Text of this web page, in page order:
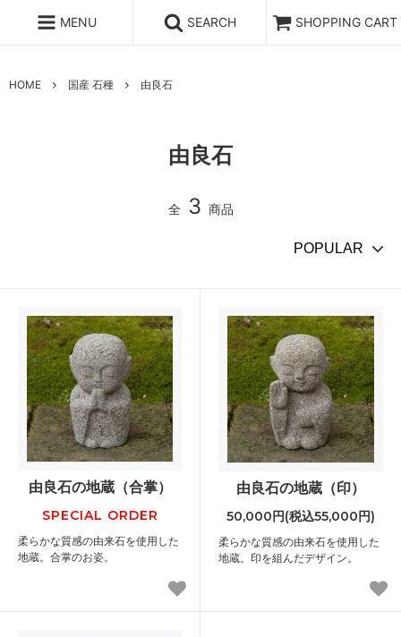
MENU SEARCH SHOPPING CART
HOME 国産 石種 由良石
由良石
全 3 商品
由良石の地蔵（合掌）
SPECIAL ORDER
柔らかな質感の由来石を使用した
地蔵。合掌のお姿。
由良石の地蔵（印）
50,000円(税込55,000円)
柔らかな質感の由来石を使用した
地蔵。印を組んだデザイン。